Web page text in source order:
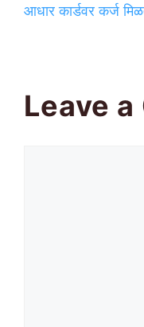
आधार कार्डवर कर्ज
Leave